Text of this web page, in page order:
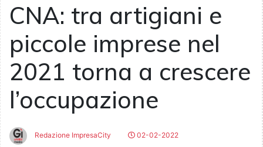
CNA: tra artigiani e
piccole imprese nel
2021 torna a crescere
l’occupazione
Redazione ImpresaCity
02-02-2022